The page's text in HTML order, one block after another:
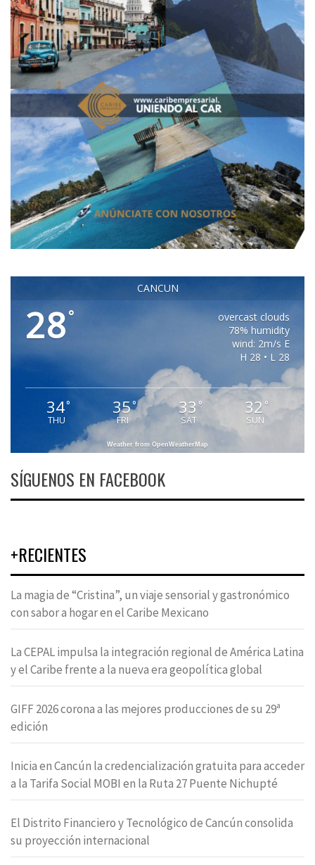
CANCUN
28°
overcast clouds
78% humidity
wind: 2m/s E
H 28 • L 28
34°
THU
35°
FRI
33 °
SAT
32 °
SUN
Weather from OpenWeatherMap
SÍGUENOS EN FACEBOOK
+RECIENTES
La magia de “Cristina”, un viaje sensorial y gastronómico
con sabor a hogar en el Caribe Mexicano
La CEPAL impulsa la integración regional de América Latina
y el Caribe frente a la nueva era geopolítica global
GIFF 2026 corona a las mejores producciones de su 29ª
edición
Inicia en Cancún la credencialización gratuita para acceder
a la Tarifa Social MOBI en la Ruta 27 Puente Nichupté
El Distrito Financiero y Tecnológico de Cancún consolida
su proyección internacional